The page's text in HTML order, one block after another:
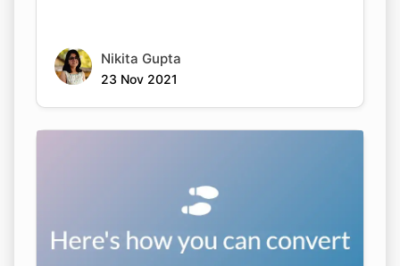
Nikita Gupta
23 Nov 2021